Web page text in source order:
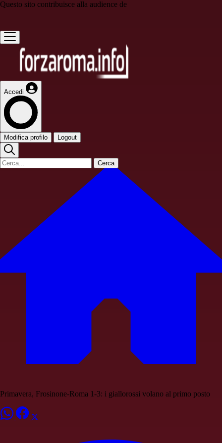
Questo sito contribuisce alla audience de
Accedi
Modifica profilo Logout
Cerca
Primavera, Frosinone-Roma 1-3: i giallorossi volano al primo posto